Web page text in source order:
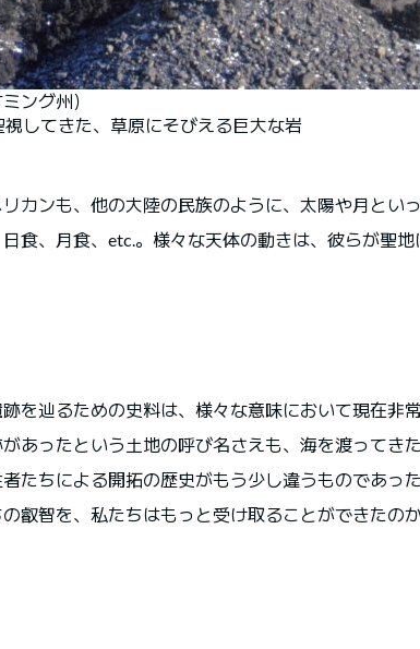
ング州）
してきた、草原にそびえる巨大な岩
カンも、他の大陸の民族のように、太陽や月とい
食、月食、etc.。様々な天体の動きは、彼らが聖
を辿るための史料は、様々な意味において現在非
あったという土地の呼び名さえも、海を渡ってき
たちによる開拓の歴史がもう少し違うものであっ
叡智を、私たちはもっと受け取ることができたのか